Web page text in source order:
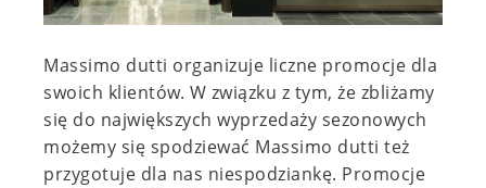
Massimo dutti organizuje liczne promocje dla
swoich klientów. W związku z tym, że zbliżamy
się do największych wyprzedaży sezonowych
możemy się spodziewać Massimo dutti też
przygotuje dla nas niespodziankę. Promocje